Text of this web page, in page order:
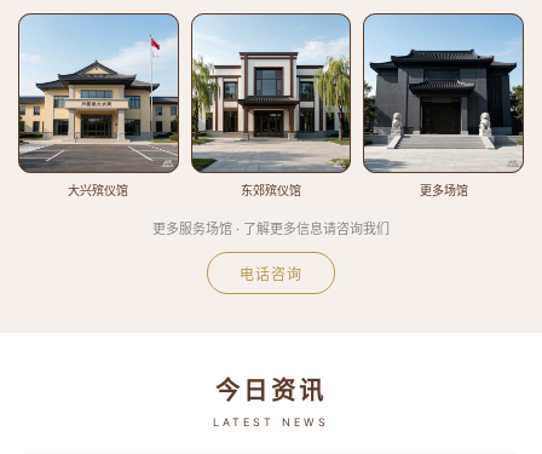
大兴殡仪馆 东郊殡仪馆 更多场馆
更多服务场馆 · 了解更多信息请咨询我们
电话咨询
今日资讯
LATEST NEWS